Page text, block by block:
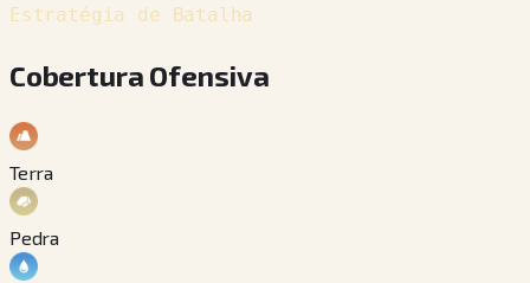
Estratégia de Batalha
Cobertura Ofensiva
Terra
Pedra